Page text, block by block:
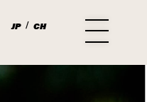
JP / CH